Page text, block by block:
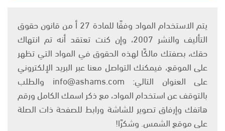
يتم الاستخدام المواد وفقًا للمادة 27 أ من قانون حقوق
التأليف والنشر 2007، وإن كنت تعتقد أنه تم انتهاك
حقك، بصفتك مالكًا لهذه الحقوق في المواد التي تظهر
على الموقع، فيمكنك التواصل معنا عبر البريد الإلكتروني
على العنوان التالي: info@ashams.com والطلب
بالتوقف عن استخدام المواد، مع ذكر اسمك الكامل ورقم
هاتفك وإرفاق تصوير للشاشة ورابط للصفحة ذات الصلة
على موقع الشمس. وشكرًا!